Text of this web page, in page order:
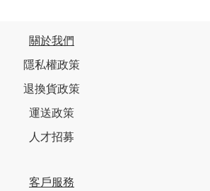
關於我們
隱私權政策
退換貨政策
運送政策
人才招募
客戶服務